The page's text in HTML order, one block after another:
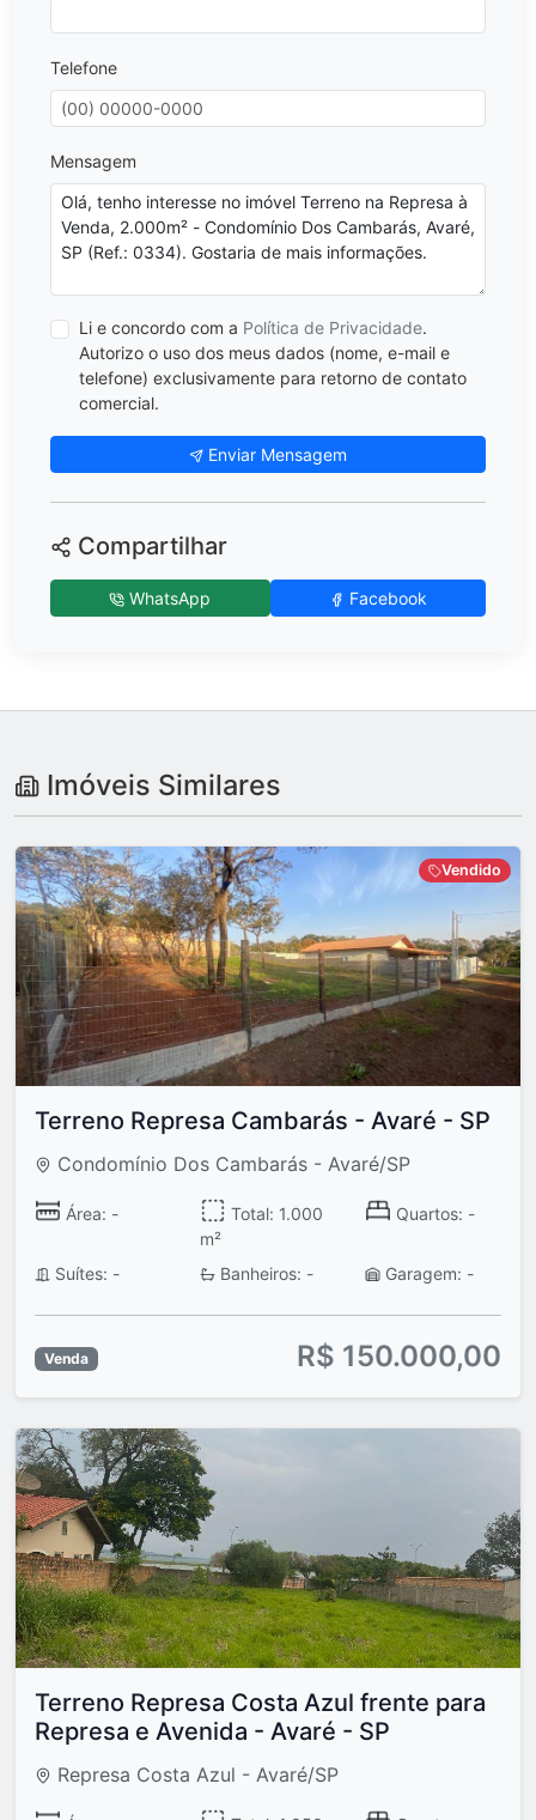
Telefone
Mensagem
Li e concordo com a Política de Privacidade.
Autorizo o uso dos meus dados (nome, e-mail e
telefone) exclusivamente para retorno de contato
comercial.
Enviar Mensagem
Compartilhar
WhatsApp Facebook
Imóveis Similares
Vendido
Terreno Represa Cambarás - Avaré - SP
Condomínio Dos Cambarás - Avaré/SP
Área: -
Total: 1.000
m²
Quartos: -
Suítes: - Banheiros: - Garagem: -
Venda R$ 150.000,00
Terreno Represa Costa Azul frente para
Represa e Avenida - Avaré - SP
Represa Costa Azul - Avaré/SP